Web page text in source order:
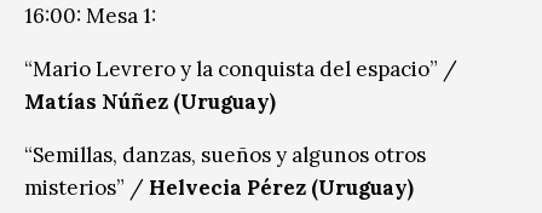
16:00: Mesa 1:
“Mario Levrero y la conquista del espacio” /
Matías Núñez (Uruguay)
“Semillas, danzas, sueños y algunos otros
misterios” / Helvecia Pérez (Uruguay)